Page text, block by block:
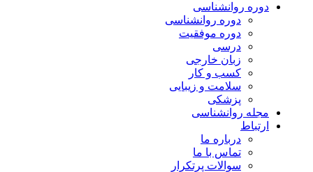
دوره روانشناسی
دوره روانشناسی
دوره موفقیت
درسی
زبان خارجی
کسب و کار
سلامت و زیبایی
پزشکی
مجله روانشناسی
ارتباط
درباره ما
تماس با ما
سوالات پرتکرار